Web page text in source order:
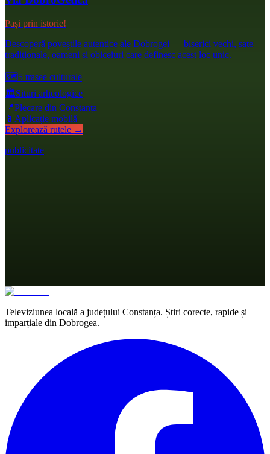
Pași prin istorie!
Descoperă poveștile autentice ale Dobrogei — biserici vechi, sate
tradiționale, oameni și obiceiuri care definesc acest loc unic.
🗺️5 trasee culturale
🏛️Situri arheologice
📍Plecare din Constanța
📱 Aplicație mobilă
Explorează rutele →
publicitate
Televiziunea locală a județului Constanța. Știri corecte, rapide și
imparțiale din Dobrogea.